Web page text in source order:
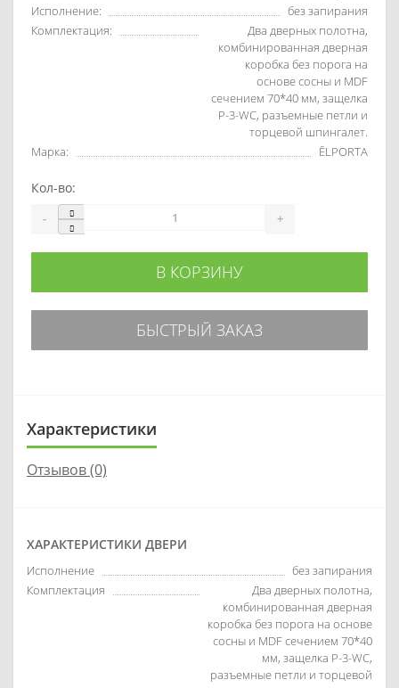
Исполнение:
без запирания
Комплектация:
Два дверных полотна,
комбинированная дверная
коробка без порога на
основе сосны и MDF
сечением 70*40 мм, защелка
P-3-WC, разъемные петли и
торцевой шпингалет.
Марка:
ĒLPORTA
Кол-во:
- +
В КОРЗИНУ
БЫСТРЫЙ ЗАКАЗ
Характеристики
Отзывов (0)
ХАРАКТЕРИСТИКИ ДВЕРИ
Исполнение
без запирания
Комплектация
Два дверных полотна,
комбинированная дверная
коробка без порога на основе
сосны и MDF сечением 70*40
мм, защелка P-3-WC,
разъемные петли и торцевой